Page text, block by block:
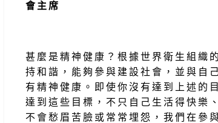
會主席
甚麼是精神健康？根據世界衛生組織
持和諧，能夠參與建設社會，並與自
有精神健康。即使你沒有達到上述的
達到這些目標，不只自己生活得快樂
不會愁眉苦臉或常常埋怨，我們在參